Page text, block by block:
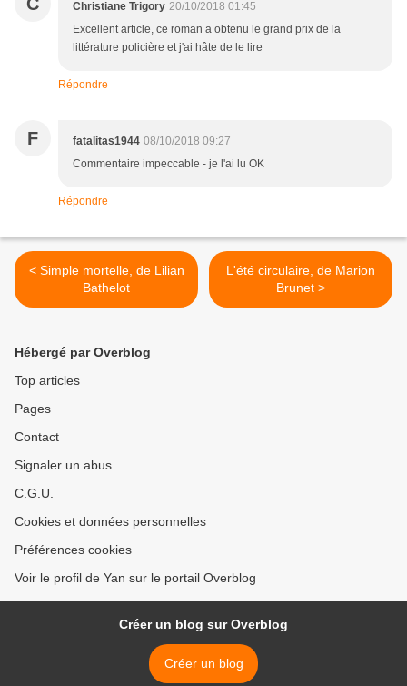
Christiane Trigory 20/10/2018 01:45
Excellent article, ce roman a obtenu le grand prix de la
littérature policière et j'ai hâte de le lire
Répondre
F fatalitas1944 08/10/2018 09:27
Commentaire impeccable - je l'ai lu OK
Répondre
< Simple mortelle, de Lilian
Bathelot
L'été circulaire, de Marion
Brunet >
Hébergé par Overblog
Top articles
Pages
Contact
Signaler un abus
C.G.U.
Cookies et données personnelles
Préférences cookies
Voir le profil de Yan sur le portail Overblog
Créer un blog sur Overblog
Créer un blog